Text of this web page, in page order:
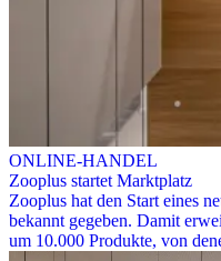
ONLINE-HANDEL
Zooplus startet Marktplatz
Zooplus hat den Start eines
bekannt gegeben. Damit
um 10.000 Produkte, von